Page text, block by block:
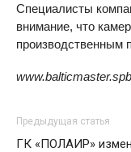
Специалисты
внимание, что
производственным
Предыдущая статья
ГК «ПОЛАИР»